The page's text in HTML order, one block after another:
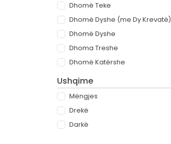
Dhomë Teke
Dhomë Dyshe (me Dy Krevatë)
Dhomë Dyshe
Dhoma Treshe
Dhomë Katërshe
Ushqime
Mëngjes
Drekë
Darkë